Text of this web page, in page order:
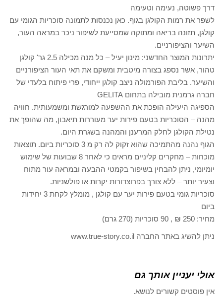
דרך פשוטה, נעימה וטעימה
לשפר את רמות הקולגן בגוף. כאן נכנסות לתמונה סוכריות הגומי עם
קולגן, תזונה בריאה ומתוקה שמסייעת לשיפור ניכר במראה העור,
השיער והציפורניים.
יתרונות המוצר החדשני: מינון יעיל – כל מנה מכילה 2.5 גר' קולגן
טהור, אשר נספג בצורה מיטבית ומשקם את תאי העור הציפורניים
והשיער. בליבת הפורמולה ניצב קולגן ייחודי, פרי פיתוח בלעדי של
חברה גרמנית מובילה בתחום GELITA
הספיגה היעילה הופכת את ההשפעה למורגשת ומשמעותית. חוויה
מהנה – הסוכריות בטעם פירות יער מעוררות תיאבון, מה שהופך את
נטילת הקולגן לחלק המרענן והמהנה בשגרת היום.
הגוף נהנה מהתמיכה שהוא זקוק לה רק מ 3 סוכריות ביום. תוצאות
מוכחות – מחקרים קליניים מראים כי לאחר 8 שבועות של שימוש
יומיומי, ניתן להבחין בשיפור בקמטי ההבעה ובמראה עור מתוח
וצעיר יותר – ללא צורך בפרוצדורות יקרות או פולשניות.
סוכריות גומי בטעם פירות יער עם קולגן , מומלץ לקחת 3 יחידות
ביום
מחיר: 250 ₪ , 90 סוכריות (270 גרם)
ניתן להשיג באתר החברה www.true-story.co.il
אולי יעניין אותך גם
אין פוסטים קשורים לנושא.